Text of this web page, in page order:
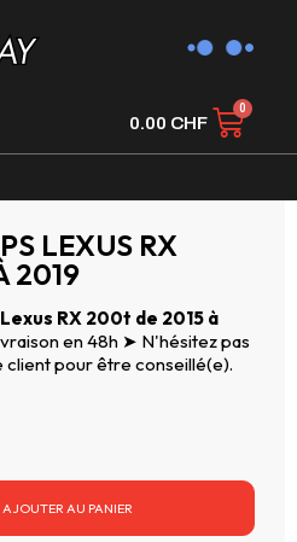
0.00 CHF
LEXUS RX
2019
RX 200t de 2015 à
en 48h ➤ N'hésitez pas
pour être conseillé(e).
AJOUTER AU PANIER